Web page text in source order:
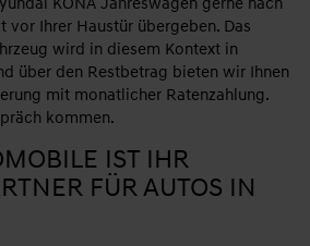
vor Ihrer Haustür übergeben. Das
wird in diesem Kontext in
über den Restbetrag bieten wir Ihnen
mit monatlicher Ratenzahlung.
kommen.
IST IHR
FÜR AUTOS IN